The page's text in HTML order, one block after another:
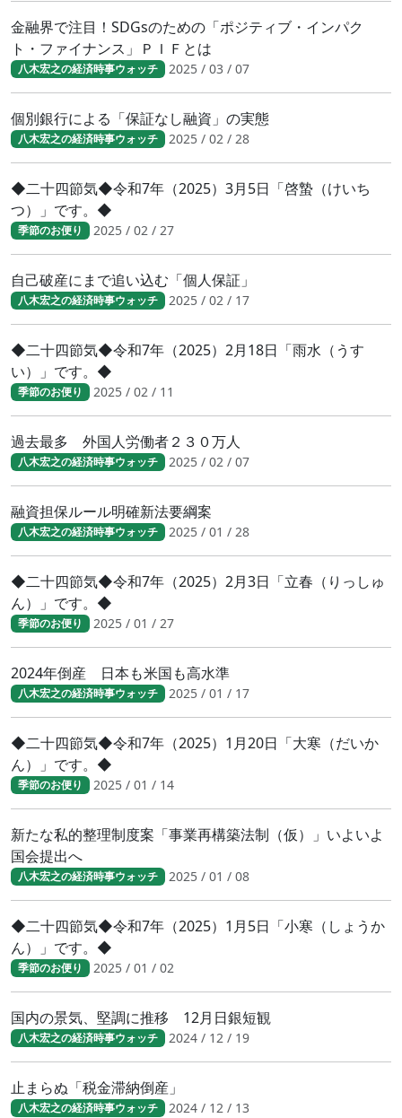
金融界で注目！SDGsのための「ポジティブ・インパク
ト・ファイナンス」ＰＩＦとは
八木宏之の経済時事ウォッチ 2025 / 03 / 07
個別銀行による「保証なし融資」の実態
八木宏之の経済時事ウォッチ 2025 / 02 / 28
◆二十四節気◆令和7年（2025）3月5日「啓蟄（けいち
つ）」です。◆
季節のお便り 2025 / 02 / 27
自己破産にまで追い込む「個人保証」
八木宏之の経済時事ウォッチ 2025 / 02 / 17
◆二十四節気◆令和7年（2025）2月18日「雨水（うす
い）」です。◆
季節のお便り 2025 / 02 / 11
過去最多 外国人労働者２３０万人
八木宏之の経済時事ウォッチ 2025 / 02 / 07
融資担保ルール明確新法要綱案
八木宏之の経済時事ウォッチ 2025 / 01 / 28
◆二十四節気◆令和7年（2025）2月3日「立春（りっしゅ
ん）」です。◆
季節のお便り 2025 / 01 / 27
2024年倒産 日本も米国も高水準
八木宏之の経済時事ウォッチ 2025 / 01 / 17
◆二十四節気◆令和7年（2025）1月20日「大寒（だいか
ん）」です。◆
季節のお便り 2025 / 01 / 14
新たな私的整理制度案「事業再構築法制（仮）」いよいよ
国会提出へ
八木宏之の経済時事ウォッチ 2025 / 01 / 08
◆二十四節気◆令和7年（2025）1月5日「小寒（しょうか
ん）」です。◆
季節のお便り 2025 / 01 / 02
国内の景気、堅調に推移 12月日銀短観
八木宏之の経済時事ウォッチ 2024 / 12 / 19
止まらぬ「税金滞納倒産」
八木宏之の経済時事ウォッチ 2024 / 12 / 13